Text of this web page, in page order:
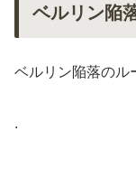
ベルリン陥
ベルリン陥落のル
.